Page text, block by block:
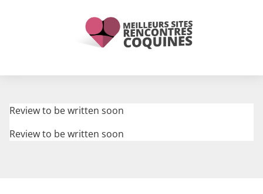
Review to be written soon
Review to be written soon